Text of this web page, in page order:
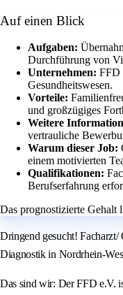
Auf einen Blick
Aufgaben:
Durchführung von
Unternehmen: FFD
Gesundheitswesen.
Vorteile:
und großzügiges
Weitere
vertrauliche
Warum dieser Job:
einem motivierten
Qualifikationen:
Berufserfahrung
Das prognostizierte Gehalt
Dringend gesucht!
Diagnostik in Nordrhein-
Das sind wir: Der FFD e.V.